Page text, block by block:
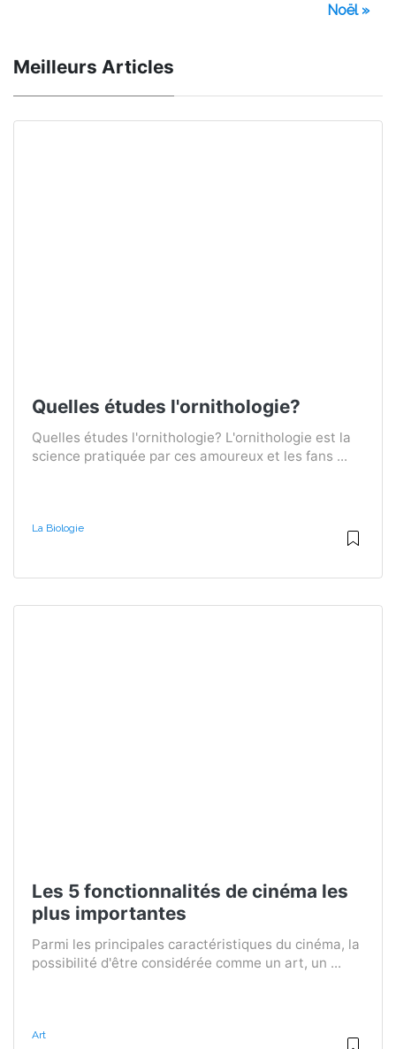
Noël »
Meilleurs Articles
Quelles études l'ornithologie?
Quelles études l'ornithologie? L'ornithologie est la
science pratiquée par ces amoureux et les fans ...
La Biologie
Les 5 fonctionnalités de cinéma les
plus importantes
Parmi les principales caractéristiques du cinéma, la
possibilité d'être considérée comme un art, un ...
Art